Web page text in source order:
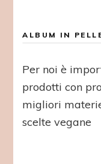
ALBUM IN
Per noi è
prodotti con
migliori
scelte vegane